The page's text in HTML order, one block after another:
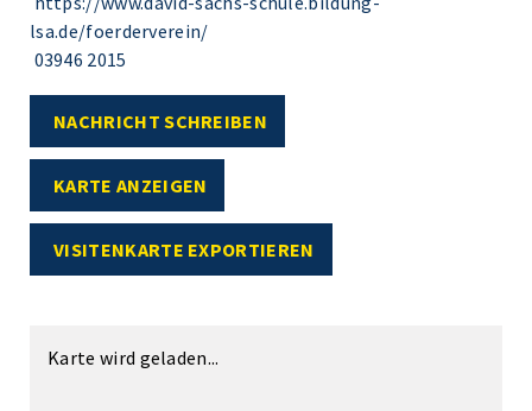
lsa.de/foerderverein/
03946 2015
NACHRICHT SCHREIBEN
KARTE ANZEIGEN
VISITENKARTE EXPORTIEREN
Karte wird geladen...